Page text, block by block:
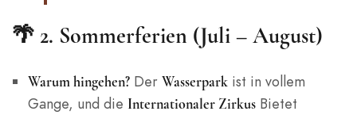
🌴 2. Sommerferien (Juli – August)
Warum hingehen?Der Wasserparkist in vollem
Gange, und die Internationaler ZirkusBietet